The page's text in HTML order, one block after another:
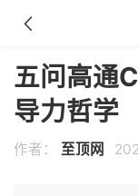
五问高通
导力哲学
作者： 至顶网